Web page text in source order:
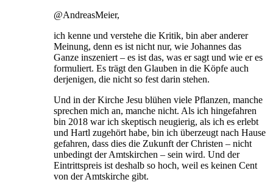
@AndreasMeier,
ich kenne und verstehe die Kritik, bin aber anderer
Meinung, denn es ist nicht nur, wie Johannes das
Ganze inszeniert – es ist das, was er sagt und wie er es
formuliert. Es trägt den Glauben in die Köpfe auch
derjenigen, die nicht so fest darin stehen.
Und in der Kirche Jesu blühen viele Pflanzen, manche
sprechen mich an, manche nicht. Als ich hingefahren
bin 2018 war ich skeptisch neugierig, als ich es erlebt
und Hartl zugehört habe, bin ich überzeugt nach Hause
gefahren, dass dies die Zukunft der Christen – nicht
unbedingt der Amtskirchen – sein wird. Und der
Eintrittspreis ist deshalb so hoch, weil es keinen Cent
von der Amtskirche gibt.